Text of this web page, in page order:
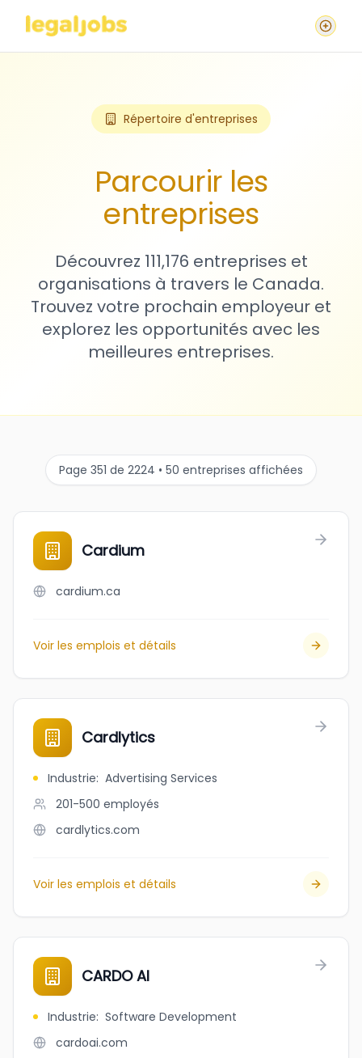
Répertoire d'entreprises
Parcourir les
entreprises
Découvrez 111,176 entreprises et
organisations à travers le Canada.
Trouvez votre prochain employeur et
explorez les opportunités avec les
meilleures entreprises.
Page 351 de 2224 • 50 entreprises affichées
Cardium
cardium.ca
Voir les emplois et détails
Cardlytics
Industrie: Advertising Services
201-500 employés
cardlytics.com
Voir les emplois et détails
CARDO AI
Industrie: Software Development
cardoai.com